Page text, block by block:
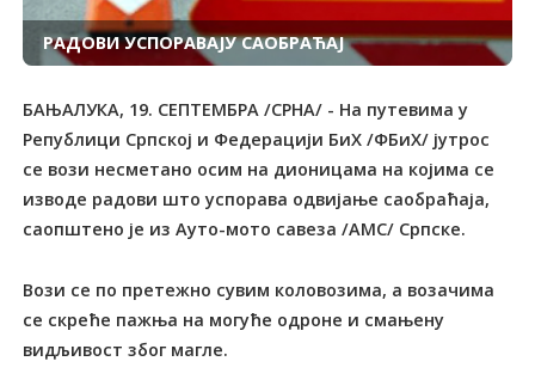
РАДОВИ УСПОРАВАЈУ САОБРАЋАЈ
БАЊАЛУКА, 19. СЕПТЕМБРА /СРНА/ - На путевима у
Републици Српској и Федерацији БиХ /ФБиХ/ јутрос
се вози несметано осим на дионицама на којима се
изводе радови што успорава одвијање саобраћаја,
саопштено је из Ауто-мото савеза /АМС/ Српске.
Вози се по претежно сувим коловозима, а возачима
се скреће пажња на могуће одроне и смањену
видљивост због магле.